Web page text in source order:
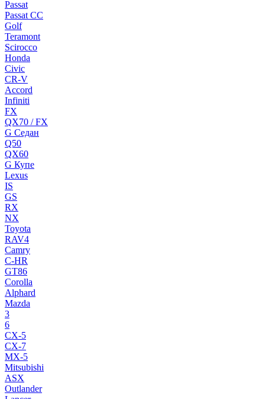
Passat
Passat CC
Golf
Teramont
Scirocco
Honda
Civic
CR-V
Accord
Infiniti
FX
QX70 / FX
G Cедан
Q50
QX60
G Купе
Lexus
IS
GS
RX
NX
Toyota
RAV4
Camry
C-HR
GT86
Corolla
Alphard
Mazda
3
6
CX-5
CX-7
MX-5
Mitsubishi
ASX
Outlander